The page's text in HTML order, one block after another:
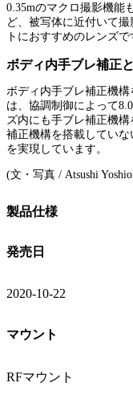
0.35mのマクロ撮影機能
ど、被写体に近付いて
トにおすすめのレンズ
ボディ内手ブレ補正
ボディ内手ブレ補正機
は、協調制御によって
ズ内にも手ブレ補正機
補正機構を搭載してい
を実現しています。
(文・写真 / Atsushi
製品仕様
発売日
2020-10-22
マウント
RFマウント